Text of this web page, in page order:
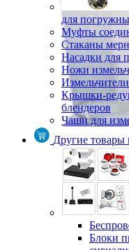
для
Муфты
Стаканы
Насадки для
Ножи
Крышки-
блендеров
Чаши для
Другие товары
Блоки